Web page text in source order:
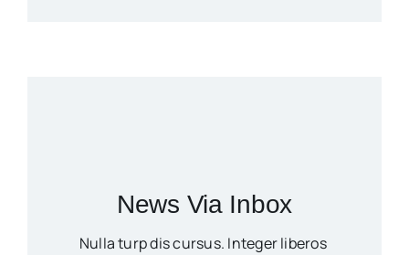
News Via Inbox
Nulla turp dis cursus. Integer liberos